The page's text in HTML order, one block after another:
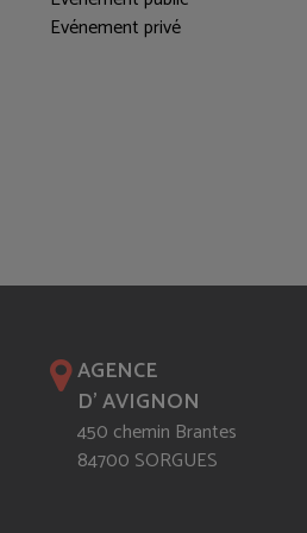
Evénement privé
AGENCE
D' AVIGNON
450 chemin Brantes
84700 SORGUES